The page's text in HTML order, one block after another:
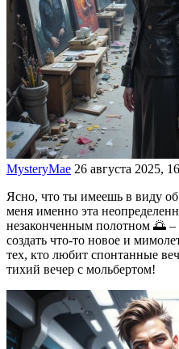
MysteryMae 26 августа 2025,
Ясно, что ты имеешь в виду
меня именно эта
незаконченным полотном 🌅
создать что-то новое и
тех, кто любит спонтанные
тихий вечер с мольбертом!